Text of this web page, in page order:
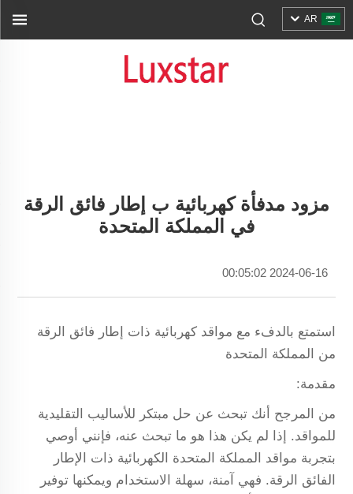
AR
مزود مدفأة كهربائية ب إطار فائق الرقة
في المملكة المتحدة
2024-06-16 00:05:02
استمتع بالدفء مع مواقد كهربائية ذات إطار فائق الرقة
من المملكة المتحدة
مقدمة:
من المرجح أنك تبحث عن حل مبتكر للأساليب التقليدية
للمواقد. إذا لم يكن هذا هو ما تبحث عنه، فإنني أوصي
بتجربة مواقد المملكة المتحدة الكهربائية ذات الإطار
الفائق الرقة. فهي آمنة، سهلة الاستخدام ويمكنها توفير